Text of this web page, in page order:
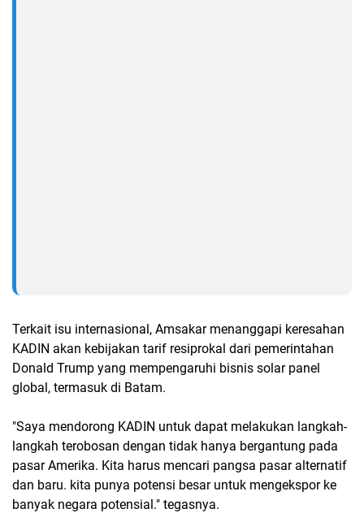
Terkait isu internasional, Amsakar menanggapi keresahan
KADIN akan kebijakan tarif resiprokal dari pemerintahan
Donald Trump yang mempengaruhi bisnis solar panel
global, termasuk di Batam.
"Saya mendorong KADIN untuk dapat melakukan langkah-
langkah terobosan dengan tidak hanya bergantung pada
pasar Amerika. Kita harus mencari pangsa pasar alternatif
dan baru. kita punya potensi besar untuk mengekspor ke
banyak negara potensial." tegasnya.